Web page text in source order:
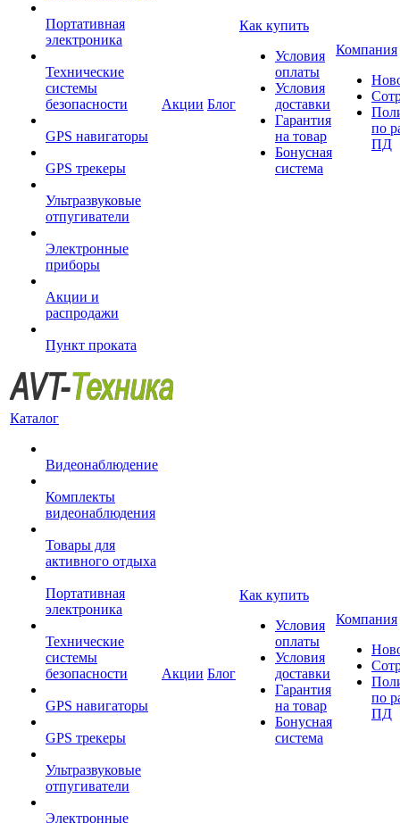
Портативная
электроника
Технические
системы
безопасности
GPS навигаторы
GPS трекеры
Ультразвуковые
отпугиватели
Электронные
приборы
Акции и
распродажи
Пункт проката
Акции Блог
Как купить
Условия
оплаты
Условия
доставки
Гарантия
на товар
Бонусная
система
Компания
по
ПД
Каталог
Видеонаблюдение
Комплекты
видеонаблюдения
Товары для
активного отдыха
Портативная
электроника
Технические
системы
безопасности
GPS навигаторы
GPS трекеры
Ультразвуковые
отпугиватели
Электронные
Акции Блог
Как купить
Условия
оплаты
Условия
доставки
Гарантия
на товар
Бонусная
система
Компания
по
ПД